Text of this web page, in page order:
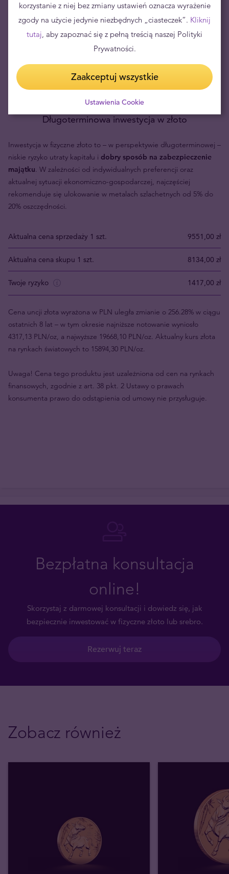
Długoterminowa inwestycja w złoto
Inwestycja w fizyczne złoto to – w perspektywie długoterminowej –
niskie ryzyko utraty kapitału i dobry sposób na zabezpieczenie
majątku. W zależności od indywidualnych preferencji oraz
aktualnej sytuacji ekonomiczno-gospodarczej, najczęściej
rekomenduje się ulokowanie w metalach szlachetnych od 5% do
20% oszczędności.
Aktualna cena sprzedaży 1 szt. 9551,00 zł
Aktualna cena skupu 1 szt. 8134,00 zł
Twoje ryzyko 1417,00 zł
Cena uncji złota wyrażona w PLN uległa zmianie o 256.28% w ciągu
ostatnich 8 lat – w tym okresie najniższe notowanie wyniosło
4317,13 PLN/oz, a najwyższe 19668,10 PLN/oz. Aktualny kurs złota
na rynkach światowych to 15894,30 PLN/oz.
Uwaga! Cena tego produktu jest uzależniona od cen na rynkach
finansowych, zgodnie z art. 38 pkt. 2 Ustawy o prawach
konsumenta prawo do odstąpienia od umowy nie przysługuje.
Bezpłatna konsultacja
online!
Skorzystaj z darmowej konsultacji i dowiedz się, jak
bezpiecznie inwestować w fizyczne złoto lub srebro.
Rezerwuj teraz
Zobacz również
korzystanie z niej bez zmiany ustawień oznacza wyrażenie
zgody na użycie jedynie niezbędnych „ciasteczek”. Kliknij
tutaj, aby zapoznać się z pełną treścią naszej Polityki
Prywatności.
Zaakceptuj wszystkie
Ustawienia Cookie